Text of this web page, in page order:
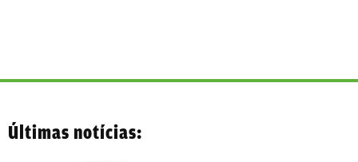
Últimas notícias: